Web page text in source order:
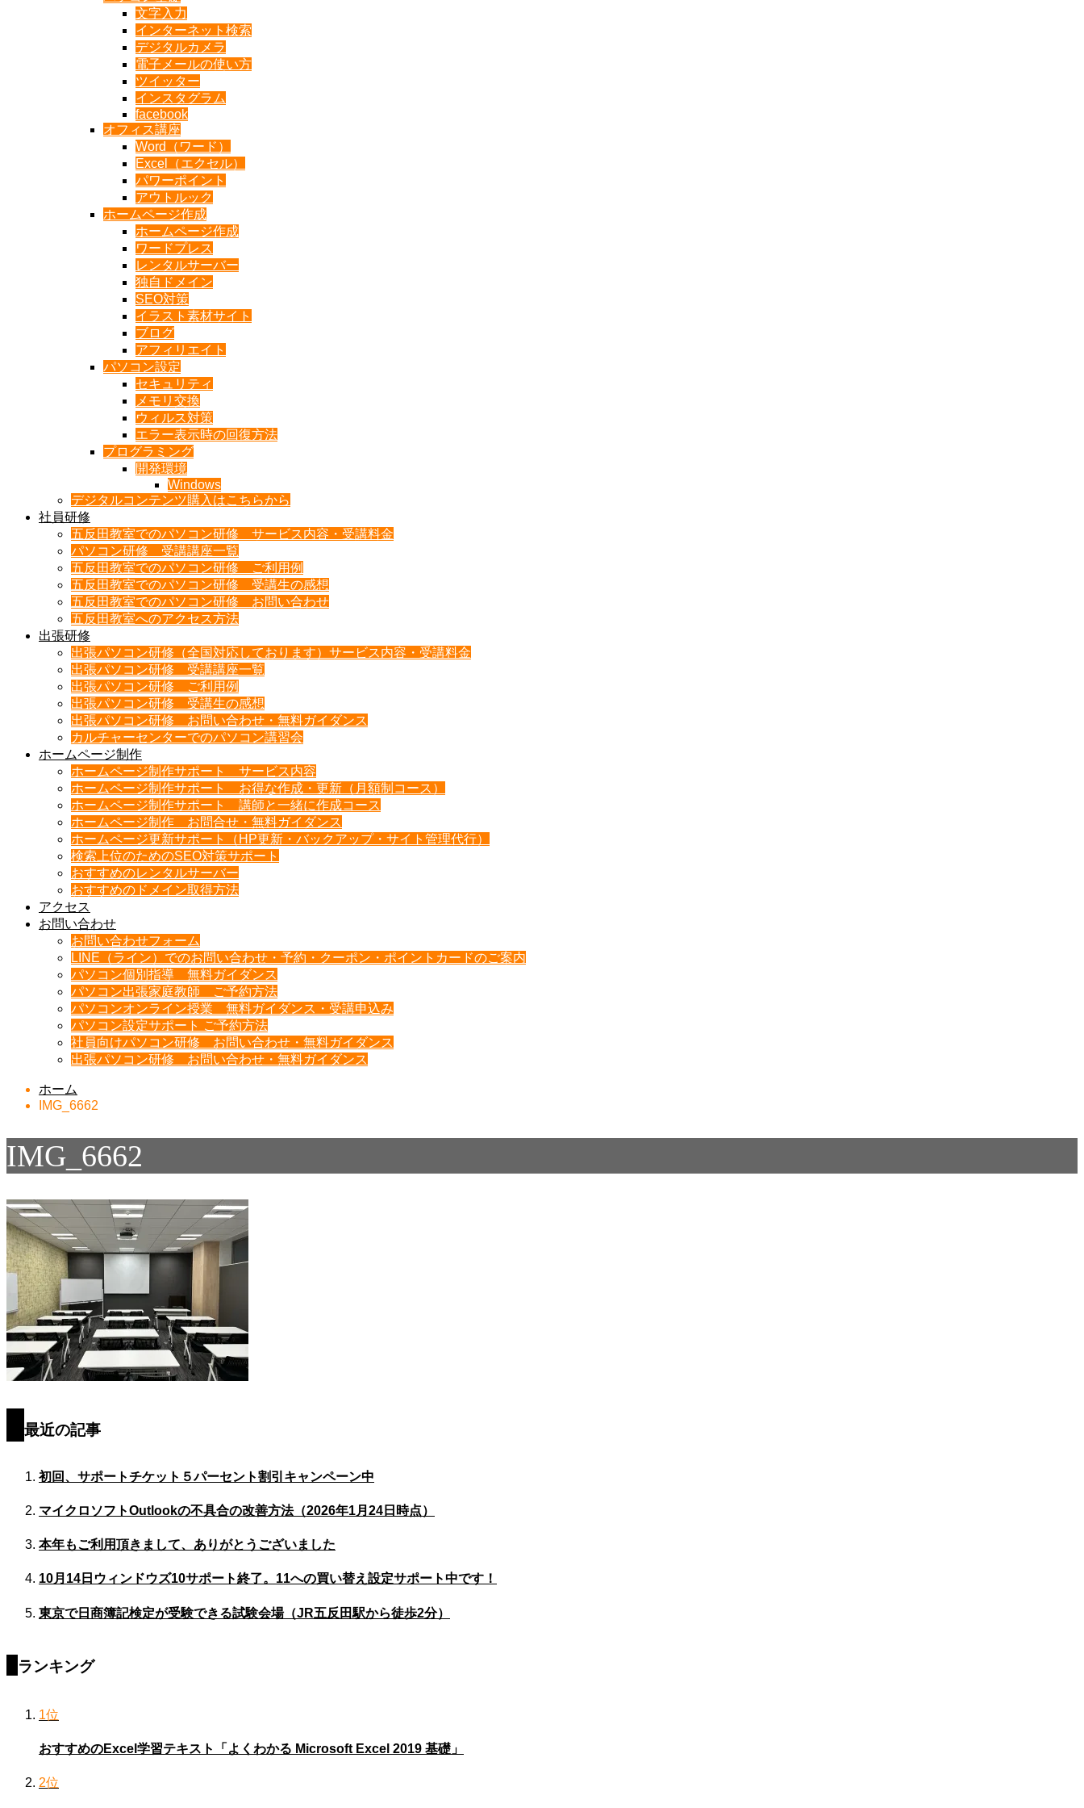
文字入力
インターネット検索
デジタルカメラ
電子メールの使い方
ツイッター
インスタグラム
facebook
オフィス講座
Word（ワード）
Excel（エクセル）
パワーポイント
アウトルック
ホームページ作成
ホームページ作成
ワードプレス
レンタルサーバー
独自ドメイン
SEO対策
イラスト素材サイト
ブログ
アフィリエイト
パソコン設定
セキュリティ
メモリ交換
ウィルス対策
エラー表示時の回復方法
プログラミング
開発環境
Windows
デジタルコンテンツ購入はこちらから
社員研修
五反田教室でのパソコン研修 サービス内容・受講料金
パソコン研修 受講講座一覧
五反田教室でのパソコン研修 ご利用例
五反田教室でのパソコン研修 受講生の感想
五反田教室でのパソコン研修 お問い合わせ
五反田教室へのアクセス方法
出張研修
出張パソコン研修（全国対応しております）サービス内容・受講料金
出張パソコン研修 受講講座一覧
出張パソコン研修 ご利用例
出張パソコン研修 受講生の感想
出張パソコン研修 お問い合わせ・無料ガイダンス
カルチャーセンターでのパソコン講習会
ホームページ制作
ホームページ制作サポート サービス内容
ホームページ制作サポート お得な作成・更新（月額制コース）
ホームページ制作サポート 講師と一緒に作成コース
ホームページ制作 お問合せ・無料ガイダンス
ホームページ更新サポート（HP更新・バックアップ・サイト管理代行）
検索上位のためのSEO対策サポート
おすすめのレンタルサーバー
おすすめのドメイン取得方法
アクセス
お問い合わせ
お問い合わせフォーム
LINE（ライン）でのお問い合わせ・予約・クーポン・ポイントカードのご案内
パソコン個別指導 無料ガイダンス
パソコン出張家庭教師 ご予約方法
パソコンオンライン授業 無料ガイダンス・受講申込み
パソコン設定サポート ご予約方法
社員向けパソコン研修 お問い合わせ・無料ガイダンス
出張パソコン研修 お問い合わせ・無料ガイダンス
ホーム
IMG_6662
IMG_6662
最近の記事
初回、サポートチケット５パーセント割引キャンペーン中
マイクロソフトOutlookの不具合の改善方法（2026年1月24日時点）
本年もご利用頂きまして、ありがとうございました
10月14日ウィンドウズ10サポート終了。11への買い替え設定サポート中です！
東京で日商簿記検定が受験できる試験会場（JR五反田駅から徒歩2分）
ランキング
1位
おすすめのExcel学習テキスト「よくわかる Microsoft Excel 2019 基礎」
2位